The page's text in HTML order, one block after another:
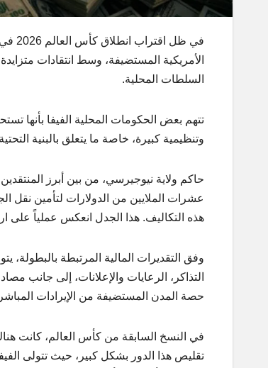
في
الأمريكية المستضيفة، وسط انتقادات
السلطات المحلية.
تتهم بعض الحكومات المحلية الفيفا بأنها
وتنظيمية كبيرة، خاصة ما يتعلق بالبنية
حاكم ولاية نيوجيرسي، من بين أبرز
عشرات الملايين من الدولارات لتأمين نقل
هذه التكاليف. هذا الجدل انعكس عملياً على
التذاكر، الرعايات والإعلانات، إلى جانب
حصة المدن المستضيفة من الإيرادات
تقليص هذا الدور بشكل كبير، حيث تتولى